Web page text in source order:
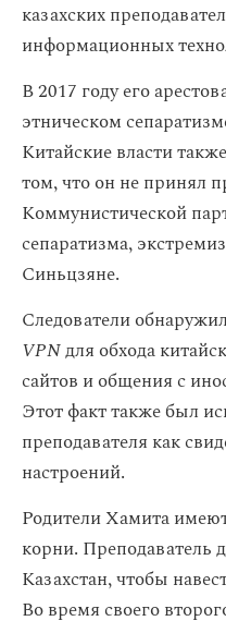
казахских
информационных
В 2017 году его
этническом
Китайские власти
том, что он не принял
Коммунистической
сепаратизма,
Синьцзяне.
Следователи
VPNдля обхода
сайтов и общения с
Этот факт также был
преподавателя как
настроений.
Родители Хамита
корни. Преподаватель
Казахстан, чтобы
Во время своего